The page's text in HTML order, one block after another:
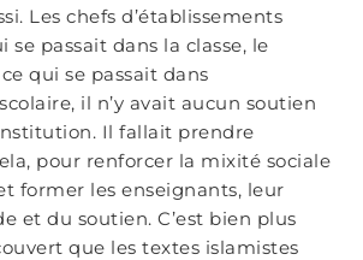
Les chefs d’établissements
se passait dans la classe, le
qui se passait dans
il n’y avait aucun soutien
Il fallait prendre
pour renforcer la mixité sociale
former les enseignants, leur
et du soutien. C’est bien plus
que les textes islamistes